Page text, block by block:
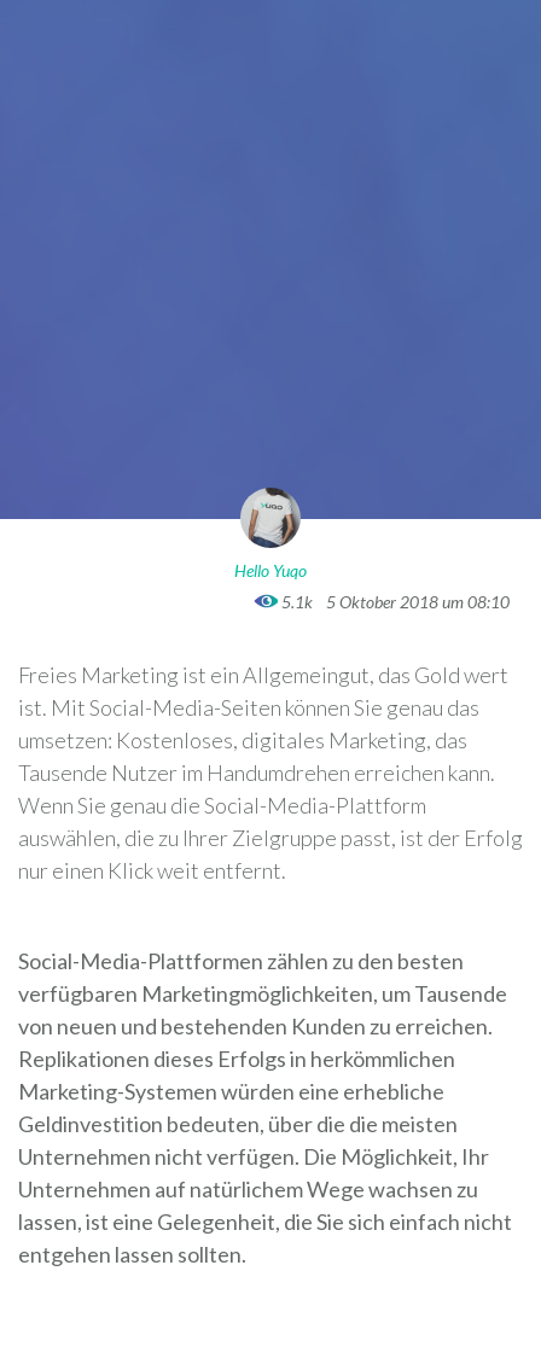
Hello Yuqo
5.1k
5 Oktober 2018 um 08:10
Freies Marketing ist ein Allgemeingut, das Gold wert
ist. Mit Social-Media-Seiten können Sie genau das
umsetzen: Kostenloses, digitales Marketing, das
Tausende Nutzer im Handumdrehen erreichen kann.
Wenn Sie genau die Social-Media-Plattform
auswählen, die zu Ihrer Zielgruppe passt, ist der Erfolg
nur einen Klick weit entfernt.
Social-Media-Plattformen zählen zu den besten
verfügbaren Marketingmöglichkeiten, um Tausende
von neuen und bestehenden Kunden zu erreichen.
Replikationen dieses Erfolgs in herkömmlichen
Marketing-Systemen würden eine erhebliche
Geldinvestition bedeuten, über die die meisten
Unternehmen nicht verfügen. Die Möglichkeit, Ihr
Unternehmen auf natürlichem Wege wachsen zu
lassen, ist eine Gelegenheit, die Sie sich einfach nicht
entgehen lassen sollten.